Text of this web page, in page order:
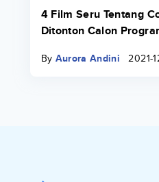
4 Film Seru Tentang
Ditonton Calon
By Aurora Andini 2021-